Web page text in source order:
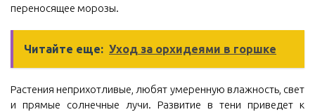
переносящее морозы.
Читайте еще: Уход за орхидеями в горшке
Растения неприхотливые, любят умеренную влажность, свет
и прямые солнечные лучи. Развитие в тени приведет к